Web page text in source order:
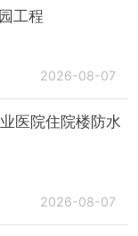
工程
2026-08-07
医院住院楼防水
2026-08-07